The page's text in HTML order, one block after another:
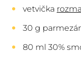
vetvička
30 g
80 ml 30%